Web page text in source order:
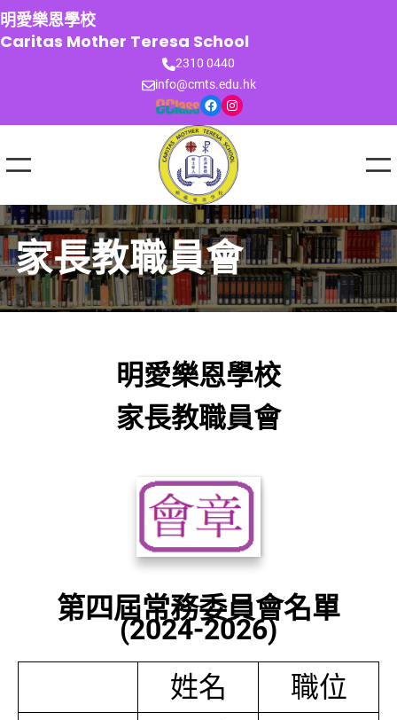
跳
至
主
明愛樂恩學校
Caritas Mother Teresa School
2310 0440
info@cmts.edu.hk
Facebook Instagram
家長教職員會
明愛樂恩學校
家長教職員會
第四屆常務委員會名單
(2024-2026)
姓名
職位